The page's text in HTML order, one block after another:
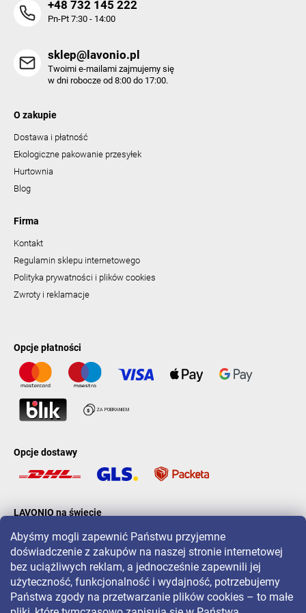
Abyśmy mogli zapewnić Państwu przyjemne
doświadczenie z zakupów na naszej stronie internetowej
bez uciążliwych reklam, a jednocześnie zapewnili jej
użyteczność, funkcjonalność i wydajność, potrzebujemy
Państwa zgody na przetwarzanie plików cookies – to małe
+48 732 145 222
Pn-Pt 7:30 - 14:00
sklep@lavonio.pl
Twoimi e-mailami zajmujemy się
w dni robocze od 8:00 do 17:00.
O zakupie
Dostawa i płatność
Ekologiczne pakowanie przesyłek
Hurtownia
Blog
Firma
Kontakt
Regulamin sklepu internetowego
Polityka prywatności i plików cookies
Zwroty i reklamacje
Opcje płatności
Opcje dostawy
LAVONIO na świecie
Aby być na bieżąco z promocjami, konkursami i zniżkami, śledź nas